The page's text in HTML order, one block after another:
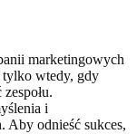
marketingowych
tylko wtedy, gdy
i
Aby odnieść sukces,